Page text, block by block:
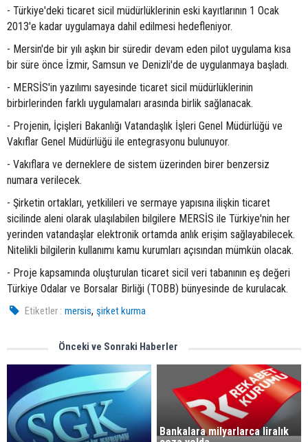
- Türkiye'deki ticaret sicil müdürlüklerinin eski kayıtlarının 1 Ocak
2013'e kadar uygulamaya dahil edilmesi hedefleniyor.
- Mersin'de bir yılı aşkın bir süredir devam eden pilot uygulama kısa
bir süre önce İzmir, Samsun ve Denizli'de de uygulanmaya başladı.
- MERSİS'in yazılımı sayesinde ticaret sicil müdürlüklerinin
birbirlerinden farklı uygulamaları arasında birlik sağlanacak.
- Projenin, İçişleri Bakanlığı Vatandaşlık İşleri Genel Müdürlüğü ve
Vakıflar Genel Müdürlüğü ile entegrasyonu bulunuyor.
- Vakıflara ve derneklere de sistem üzerinden birer benzersiz
numara verilecek.
- Şirketin ortakları, yetkilileri ve sermaye yapısına ilişkin ticaret
sicilinde aleni olarak ulaşılabilen bilgilere MERSİS ile Türkiye'nin her
yerinden vatandaşlar elektronik ortamda anlık erişim sağlayabilecek.
Nitelikli bilgilerin kullanımı kamu kurumları açısından mümkün olacak.
- Proje kapsamında oluşturulan ticaret sicil veri tabanının eş değeri
Türkiye Odalar ve Borsalar Birliği (TOBB) bünyesinde de kurulacak.
Etiketler : mersis,şirket kurma
Önceki ve Sonraki Haberler
Bankalara milyarlarca liralık